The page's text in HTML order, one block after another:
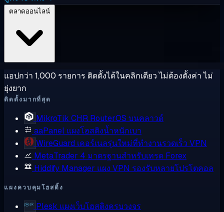
แอปกว่า 1,000 รายการ ติดตั้งได้ในคลิกเดียว ไม่ต้องตั้งค่า ไม่
ยุ่งยาก
ติดตั้งมากที่สุด
MikroTik CHR RouterOS บนคลาวด์
aaPanel แผงโฮสติงน้ำหนักเบา
WireGuard เคอร์เนลรุ่นใหม่ที่ทำงานรวดเร็ว VPN
MetaTrader 4 มาตรฐานสำหรับเทรด Forex
Hiddify Manager แผง VPN รองรับหลายโปรโตคอล
แผงควบคุมโฮสติ้ง
Plesk แผงเว็บโฮสติงครบวงจร